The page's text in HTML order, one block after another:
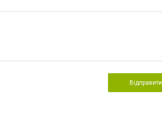
Відправити